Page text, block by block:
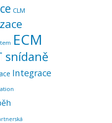
CLM
ECM
snídaně
Integrace